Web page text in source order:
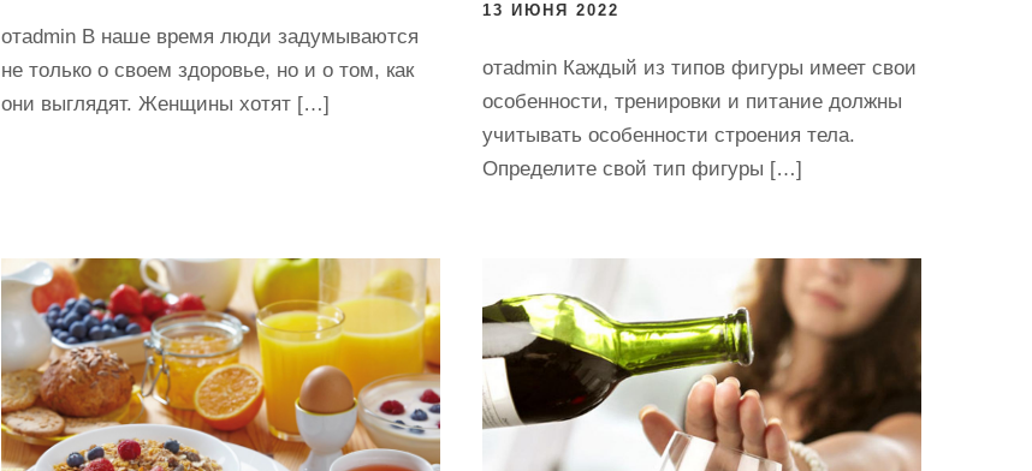
отadmin В наше время люди задумываются
не только о своем здоровье, но и о том, как
они выглядят. Женщины хотят […]
13 ИЮНЯ 2022
отadmin Каждый из типов фигуры имеет свои
особенности, тренировки и питание должны
учитывать особенности строения тела.
Определите свой тип фигуры […]